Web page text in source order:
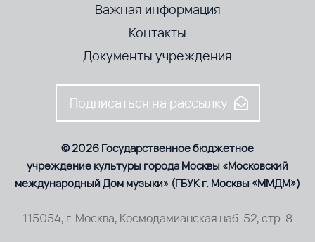
Важная информация
Контакты
Документы учреждения
Подписаться на рассылку
© 2026 Государственное бюджетное
учреждение культуры города Москвы «Московский
международный Дом музыки» (ГБУК г. Москвы «ММДМ»)
115054, г. Москва, Космодамианская наб. 52, стр. 8